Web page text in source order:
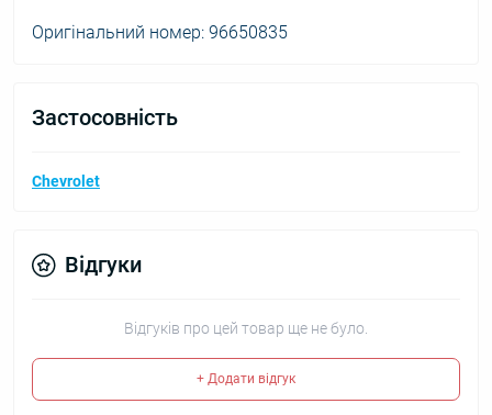
Оригінальний номер: 96650835
Застосовність
Chevrolet
Відгуки
Відгуків про цей товар ще не було.
+ Додати відгук